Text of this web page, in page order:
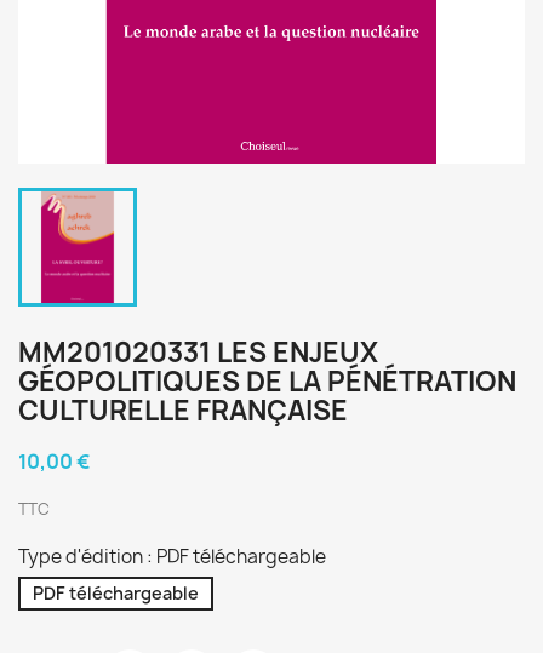
MM201020331 LES ENJEUX
GÉOPOLITIQUES DE LA PÉNÉTRATION
CULTURELLE FRANÇAISE
10,00 €
TTC
Type d'édition : PDF téléchargeable
PDF téléchargeable